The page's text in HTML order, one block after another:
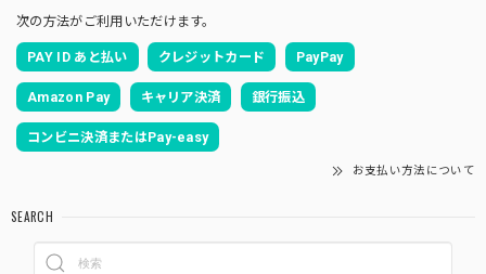
次の方法がご利用いただけます。
PAY ID あと払い クレジットカード PayPay
Amazon Pay キャリア決済 銀行振込
コンビニ決済またはPay-easy
お支払い方法について
SEARCH